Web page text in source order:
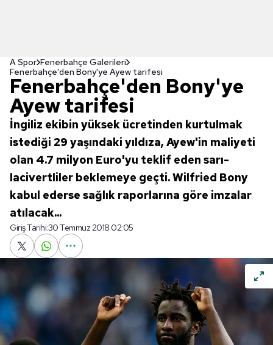
A Spor Fenerbahçe Galerileri
Fenerbahçe'den Bony'ye Ayew tarifesi
Fenerbahçe'den Bony'ye
Ayew tarifesi
İngiliz ekibin yüksek ücretinden kurtulmak
istediği 29 yaşındaki yıldıza, Ayew'in maliyeti
olan 4.7 milyon Euro'yu teklif eden sarı-
lacivertliler beklemeye geçti. Wilfried Bony
kabul ederse sağlık raporlarına göre imzalar
atılacak...
Giriş Tarihi:30 Temmuz 2018 02:05